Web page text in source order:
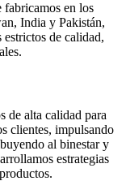
fabricamos en los
India y Pakistán,
de calidad,
de alta calidad para
clientes, impulsando
al binestar y
estrategias